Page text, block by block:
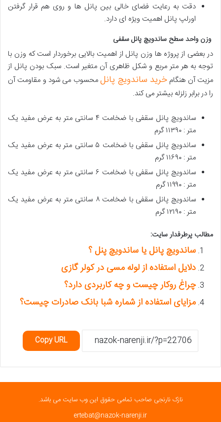
دقت به رعایت فضای خالی بین پانل ها و روی هم قرار گرفتن
اورلپ پانل اهمیت ویژه ای دارد.
وزن واحد سطح ساندویچ پانل سقفی
در بعضی از پروژه ها وزن پانل از اهمیت بالایی برخوردار است که وزن با
توجه به هر متر مربع و شکل ظاهری آن متغیر است. سبک بودن پانل از
مزیت آن هنگامخرید ساندویچ پانلمحسوب می شود و مقاومت آن
را در برابر زلزله بیشتر می کند.
ساندویچ پانل سقفی با ضخامت ۴ سانتی متر به عرض مفید یک
متر : ۱۱۳۹۰ گرم
ساندویچ پانل سقفی با ضخامت ۵ سانتی متر به عرض مفید یک
متر : ۱۱۶۹۰ گرم
ساندویچ پانل سقفی با ضخامت ۶ سانتی متر به عرض مفید یک
متر : ۱۱۹۹۰ گرم
ساندویچ پانل سقفی با ضخامت ۸ سانتی متر به عرض مفید یک
متر : ۱۲۱۹۰ گرم
مطالب پرطرفدار سایت:
ساندویچ پانل یا ساندویچ پنل ؟
دلایل استفاده از لوله مسی در کولر گازی
چراغ روکار چیست و چه کاربردی دارد؟
مزایای استفاده از شماره شبا بانک صادرات چیست؟
Copy URL
نازک نارنجی صاحب تمامی حقوق این وب سایت می باشد.
ertebat@nazok-narenji.ir